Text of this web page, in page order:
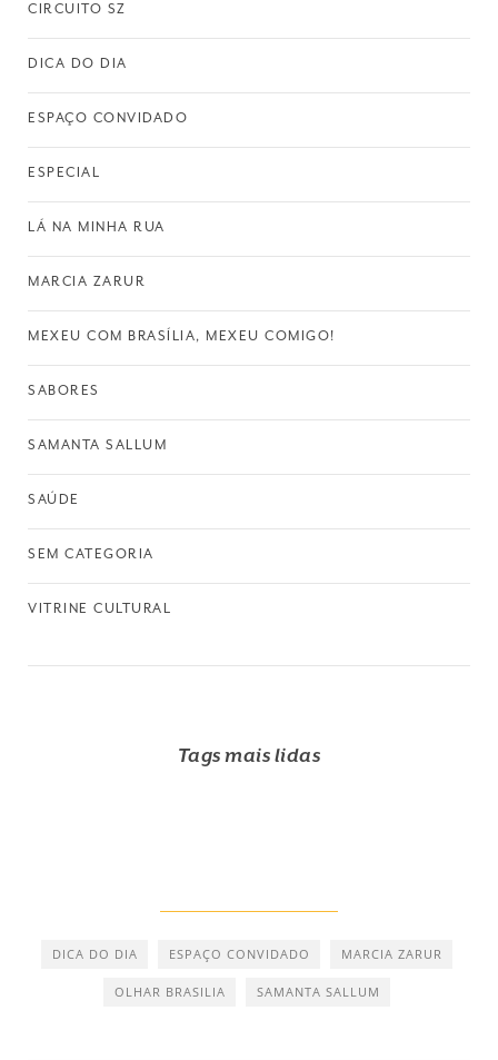
CIRCUITO SZ
DICA DO DIA
ESPAÇO CONVIDADO
ESPECIAL
LÁ NA MINHA RUA
MARCIA ZARUR
MEXEU COM BRASÍLIA, MEXEU COMIGO!
SABORES
SAMANTA SALLUM
SAÚDE
SEM CATEGORIA
VITRINE CULTURAL
Tags mais lidas
DICA DO DIA ESPAÇO CONVIDADO MARCIA ZARUR
OLHAR BRASILIA SAMANTA SALLUM